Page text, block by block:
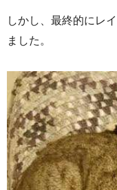
しかし、最終的にレ
ました。